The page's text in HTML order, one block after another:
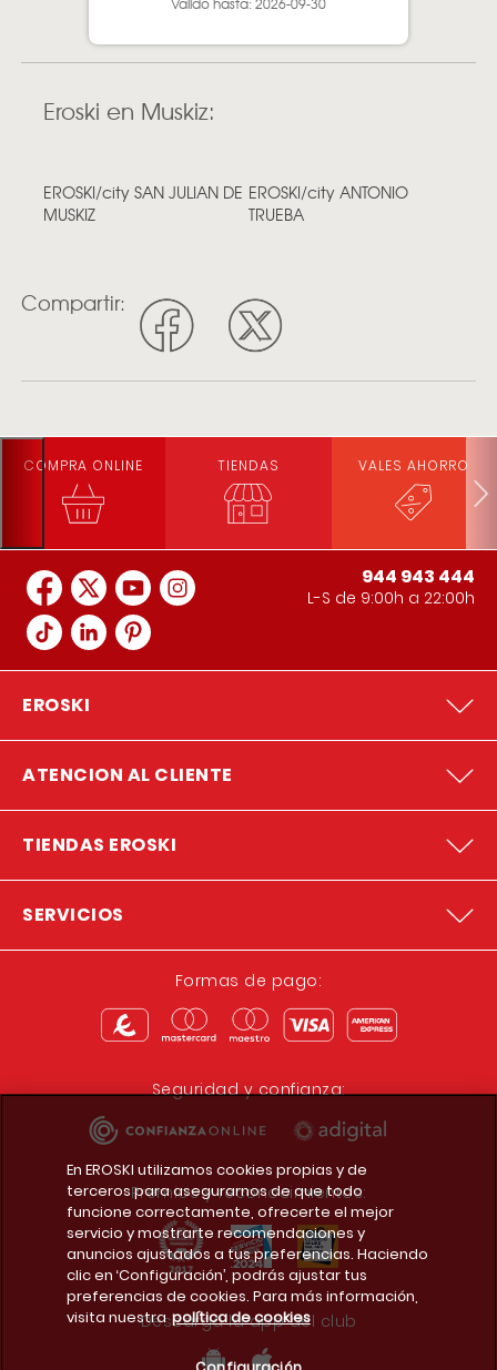
Eroski en Muskiz:
EROSKI/city SAN JULIAN DE
MUSKIZ
EROSKI/city ANTONIO
TRUEBA
Compartir:
COMPRA ONLINE TIENDAS VALES AHORRO
944 943 444
L-S de 9:00h a 22:00h
EROSKI
ATENCION AL CLIENTE
TIENDAS EROSKI
SERVICIOS
Formas de pago:
Seguridad y confianza:
Premios y reconocimientos:
Descarga la app del club
En EROSKI utilizamos cookies propias y de
terceros para asegurarnos de que todo
funcione correctamente, ofrecerte el mejor
servicio y mostrarte recomendaciones y
anuncios ajustados a tus preferencias. Haciendo
clic en ‘Configuración’, podrás ajustar tus
preferencias de cookies. Para más información,
visita nuestra política de cookies